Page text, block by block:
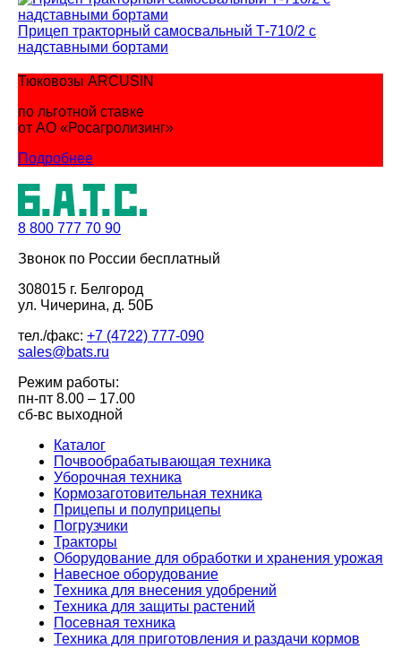
Прицеп тракторный самосвальный Т-710/2 с
надставными бортами
Тюковозы ARCUSIN
по льготной ставке
от АО «Росагролизинг»
Подробнее
8 800 777 70 90
Звонок по России бесплатный
308015 г. Белгород
ул. Чичерина, д. 50Б
тел./факс: +7 (4722) 777-090
sales@bats.ru
Режим работы:
пн-пт 8.00 – 17.00
сб-вс выходной
Каталог
Почвообрабатывающая техника
Уборочная техника
Кормозаготовительная техника
Прицепы и полуприцепы
Погрузчики
Тракторы
Оборудование для обработки и хранения урожая
Навесное оборудование
Техника для внесения удобрений
Техника для защиты растений
Посевная техника
Техника для приготовления и раздачи кормов